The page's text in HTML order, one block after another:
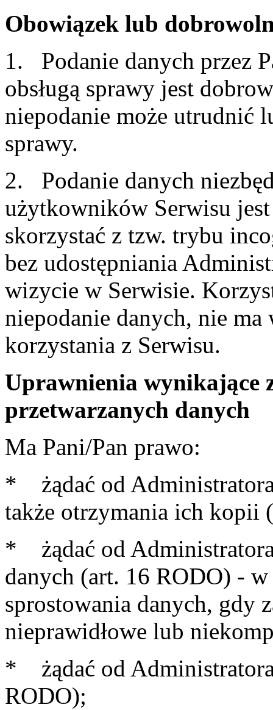
Obowiązek lub
1. Podanie danych przez
obsługą sprawy jest
niepodanie może utrudnić
sprawy.
2. Podanie danych
użytkowników Serwisu
skorzystać z tzw. trybu
bez udostępniania
wizycie w Serwisie.
niepodanie danych, nie
korzystania z Serwisu.
Uprawnienia wynikające
przetwarzanych danych
Ma Pani/Pan prawo:
* żądać od
także otrzymania ich kopii
* żądać od
danych (art. 16 RODO) -
sprostowania danych, gdy
nieprawidłowe lub
* żądać od
RODO);